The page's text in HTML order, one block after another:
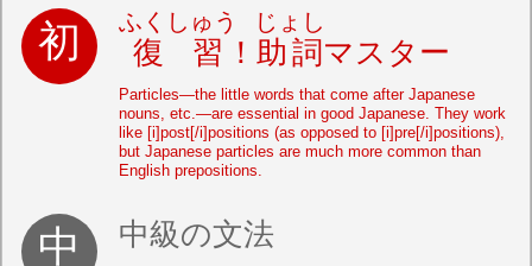
復習
ふくしゅう
！ 助詞
じょし
マスター
Particles—the little words that come after Japanese
nouns, etc.—are essential in good Japanese. They work
like [i]post[/i]positions (as opposed to [i]pre[/i]positions),
but Japanese particles are much more common than
English prepositions.
中級の文法